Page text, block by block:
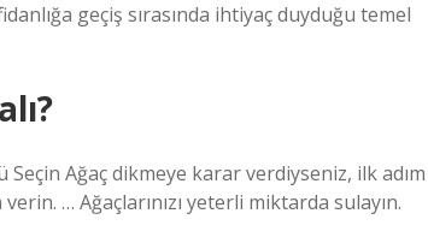
geçiş sırasında ihtiyaç duyduğu temel
Seçin Ağaç dikmeye karar verdiyseniz, ilk adım
… Ağaçlarınızı yeterli miktarda sulayın.